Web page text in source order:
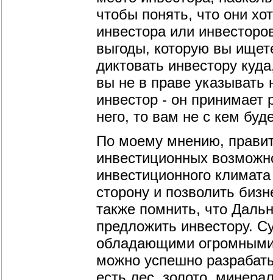
чтобы понять, что они
инвестора или
выгоды, которую вы
диктовать инвестору
вы не в праве
инвестор - он принимает
него, то вам не с кем
По моему мнению,
инвестиционных
инвестиционного
сторону и позволить
также помнить, что
предложить инвестору.
обладающими огромными
можно успешно